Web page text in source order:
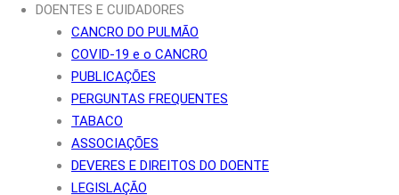
DOENTES E CUIDADORES
CANCRO DO PULMÃO
COVID-19 e o CANCRO
PUBLICAÇÕES
PERGUNTAS FREQUENTES
TABACO
ASSOCIAÇÕES
DEVERES E DIREITOS DO DOENTE
LEGISLAÇÃO